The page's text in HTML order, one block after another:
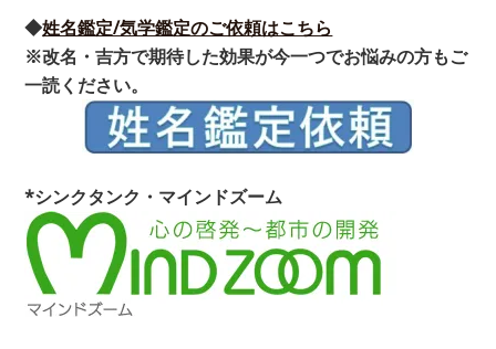
◆姓名鑑定/気学鑑定のご依頼はこちら
※改名・吉方で期待した効果が今一つでお悩みの方もご
一読ください。
*シンクタンク・マインドズーム